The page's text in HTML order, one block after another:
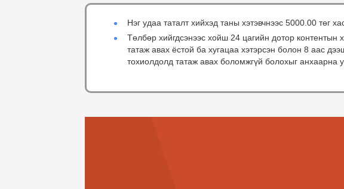
Нэг удаа таталт хийхэд таны хэтэвчнээс 5000.00 төг
Төлбөр хийгдсэнээс хойш 24 цагийн дотор контентын
татаж авах ёстой ба хугацаа хэтэрсэн болон 8 аас
тохиолдолд татаж авах боломжгүй болохыг анхаарна